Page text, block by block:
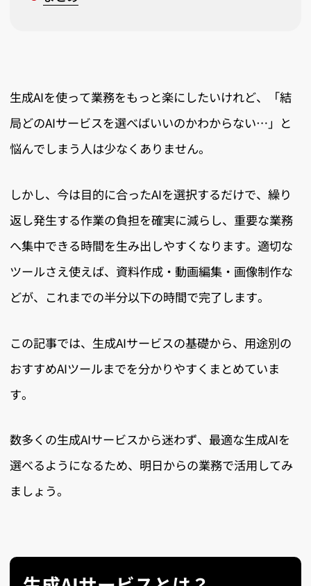
生成AIを使って業務をもっと楽にしたいけれど、「結
局どのAIサービスを選べばいいのかわからない…」と
悩んでしまう人は少なくありません。
しかし、今は目的に合ったAIを選択するだけで、繰り
返し発生する作業の負担を確実に減らし、重要な業務
へ集中できる時間を生み出しやすくなります。適切な
ツールさえ使えば、資料作成・動画編集・画像制作な
どが、これまでの半分以下の時間で完了します。
この記事では、生成AIサービスの基礎から、用途別の
おすすめAIツールまでを分かりやすくまとめていま
す。
数多くの生成AIサービスから迷わず、最適な生成AIを
選べるようになるため、明日からの業務で活用してみ
ましょう。